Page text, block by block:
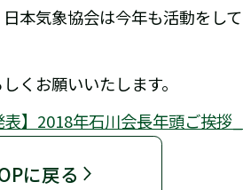
本気象協会は今年も活動をして
くお願いいたします。
表】2018年石川会長年頭ご挨拶_
に戻る